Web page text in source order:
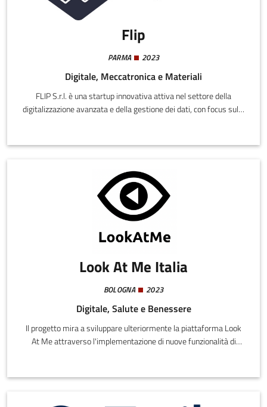
Flip
PARMA 2023
Digitale, Meccatronica e Materiali
FLIP S.r.l. è una startup innovativa attiva nel settore della
digitalizzazione avanzata e della gestione dei dati, con focus sullo
Look At Me Italia
BOLOGNA 2023
Digitale, Salute e Benessere
Il progetto mira a sviluppare ulteriormente la piattaforma Look
At Me attraverso l'implementazione di nuove funzionalità di
analisi statistiche sulla performance e il miglioramento delle